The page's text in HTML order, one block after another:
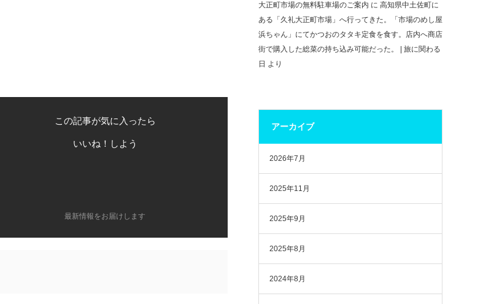
この記事が気に入ったら
いいね！しよう
最新情報をお届けします
大正町市場の無料駐車場のご案内 に 高知県中土佐町に
ある「久礼大正町市場」へ行ってきた。「市場のめし屋
浜ちゃん」にてかつおのタタキ定食を食す。店内へ商店
街で購入した総菜の持ち込み可能だった。 | 旅に関わる
日 より
アーカイブ
2026年7月
2025年11月
2025年9月
2025年8月
2024年8月